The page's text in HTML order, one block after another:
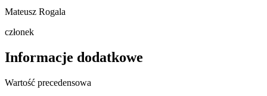
Mateusz Rogala
członek
Informacje dodatkowe
Wartość precedensowa